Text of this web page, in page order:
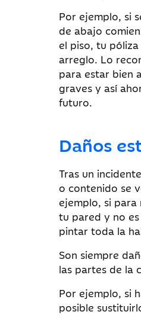
Por ejemplo, si
de abajo
el piso, tu
arreglo. Lo
para estar bien
graves y así
futuro.
Daños
Tras un
o contenido se
ejemplo, si
tu pared y no
pintar toda la
Son siempre
las partes de la
Por ejemplo, si
posible